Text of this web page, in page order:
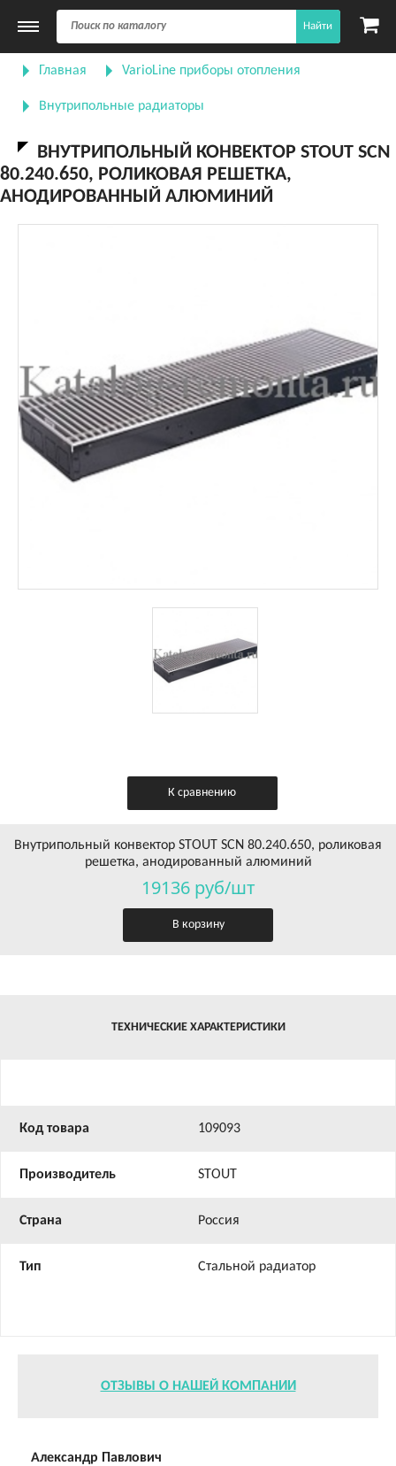
Найти
Главная VarioLine приборы отопления
Внутрипольные радиаторы
ВНУТРИПОЛЬНЫЙ КОНВЕКТОР STOUT SCN
80.240.650, РОЛИКОВАЯ РЕШЕТКА,
АНОДИРОВАННЫЙ АЛЮМИНИЙ
К сравнению
Внутрипольный конвектор STOUT SCN 80.240.650, роликовая
решетка, анодированный алюминий
19136 руб/шт
В корзину
ТЕХНИЧЕСКИЕ ХАРАКТЕРИСТИКИ
Код товара 109093
Производитель STOUT
Страна Россия
Тип Стальной радиатор
ОТЗЫВЫ О НАШЕЙ КОМПАНИИ
Александр Павлович